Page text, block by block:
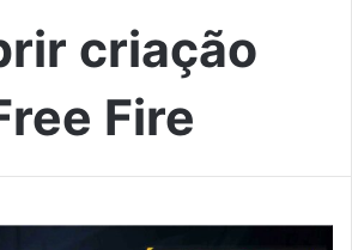
criação
Fire